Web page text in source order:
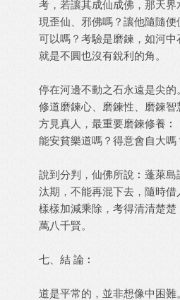
考，若讓其成仙成佛，那天
現歪仙、邪佛嗎？讓他隨隨
可以嗎？考驗是磨鍊，如河中
就是不圓也沒有銳利的角。
停在河邊不動之石永遠是尖的
修道磨鍊心、磨鍊性、磨鍊
方見真人，最重要磨鍊修養︰
能安貧樂道嗎？得意會自大嗎
說到分判，仙佛所說︰蓬萊
汰期，不能再混下去，隨時借
樣樣加減乘除，考得清清楚
萬八千賢。
七、結 論︰
道是平常的，並非想像中困